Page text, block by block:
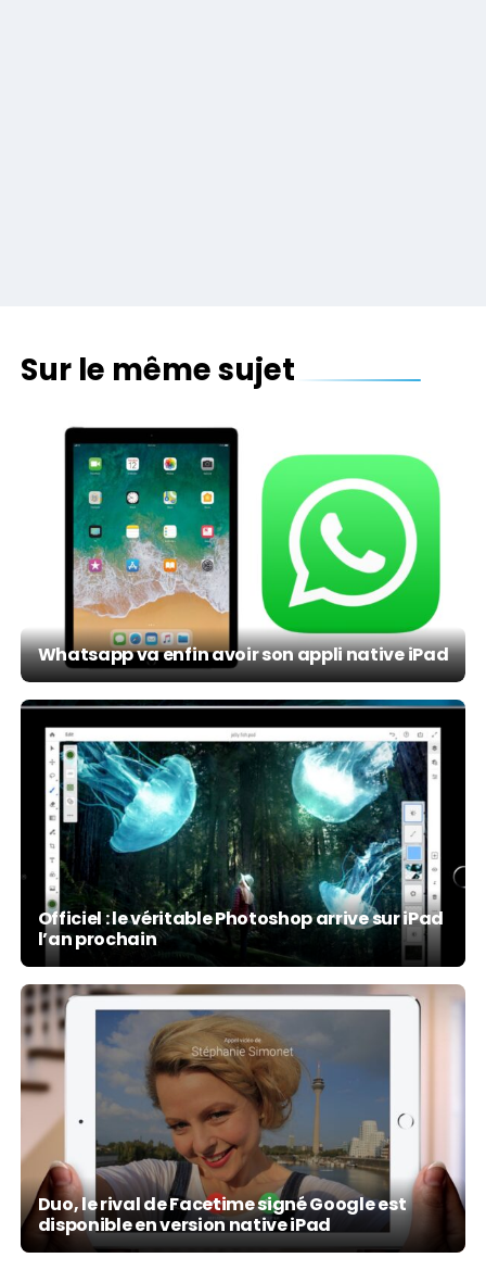
Sur le même sujet
Whatsapp va enfin avoir son appli native iPad
Officiel : le véritable Photoshop arrive sur iPad
l’an prochain
Duo, le rival de Facetime signé Google est
disponible en version native iPad